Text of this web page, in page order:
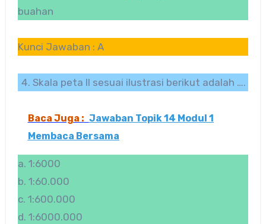
buahan
Kunci Jawaban : A
Skala peta II sesuai ilustrasi berikut adalah ….
Baca Juga : Jawaban Topik 14 Modul 1
Membaca Bersama
a. 1:6000
b. 1:60.000
c. 1:600.000
d. 1:6000.000